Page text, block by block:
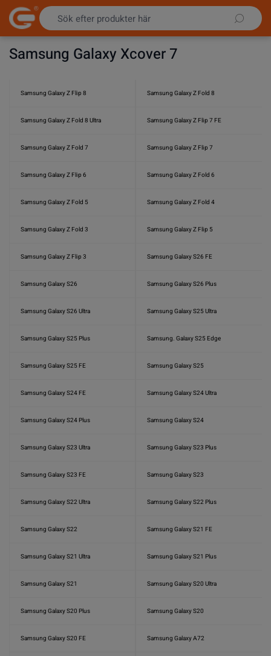
Hoppa till innehållet
Samsung Galaxy Xcover 7
Samsung Galaxy Z Flip 8 Samsung Galaxy Z Fold 8
Samsung Galaxy Z Fold 8 Ultra Samsung Galaxy Z Flip 7 FE
Samsung Galaxy Z Fold 7 Samsung Galaxy Z Flip 7
Samsung Galaxy Z Flip 6 Samsung Galaxy Z Fold 6
Samsung Galaxy Z Fold 5 Samsung Galaxy Z Fold 4
Samsung Galaxy Z Fold 3 Samsung Galaxy Z Flip 5
Samsung Galaxy Z Flip 3 Samsung Galaxy S26 FE
Samsung Galaxy S26 Samsung Galaxy S26 Plus
Samsung Galaxy S26 Ultra Samsung Galaxy S25 Ultra
Samsung Galaxy S25 Plus Samsung. Galaxy S25 Edge
Samsung Galaxy S25 FE Samsung Galaxy S25
Samsung Galaxy S24 FE Samsung Galaxy S24 Ultra
Samsung Galaxy S24 Plus Samsung Galaxy S24
Samsung Galaxy S23 Ultra Samsung Galaxy S23 Plus
Samsung Galaxy S23 FE Samsung Galaxy S23
Samsung Galaxy S22 Ultra Samsung Galaxy S22 Plus
Samsung Galaxy S22 Samsung Galaxy S21 FE
Samsung Galaxy S21 Ultra Samsung Galaxy S21 Plus
Samsung Galaxy S21 Samsung Galaxy S20 Ultra
Samsung Galaxy S20 Plus Samsung Galaxy S20
Samsung Galaxy S20 FE Samsung Galaxy A72